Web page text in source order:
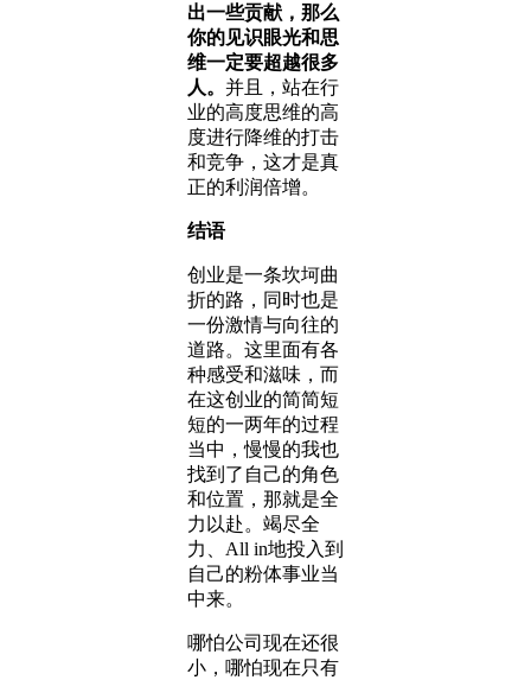
出一些贡献，那么
你的见识眼光和思
维一定要超越很多
人。 并且，站在行
业的高度思维的高
度进行降维的打击
和竞争，这才是真
正的利润倍增。
结语
创业是一条坎坷曲
折的路，同时也是
一份激情与向往的
道路。这里面有各
种感受和滋味，而
在这创业的简简短
短的一两年的过程
当中，慢慢的我也
找到了自己的角色
和位置，那就是全
力以赴。竭尽全
力、All in地投入到
自己的粉体事业当
中来。
哪怕公司现在还很
小，哪怕现在只有